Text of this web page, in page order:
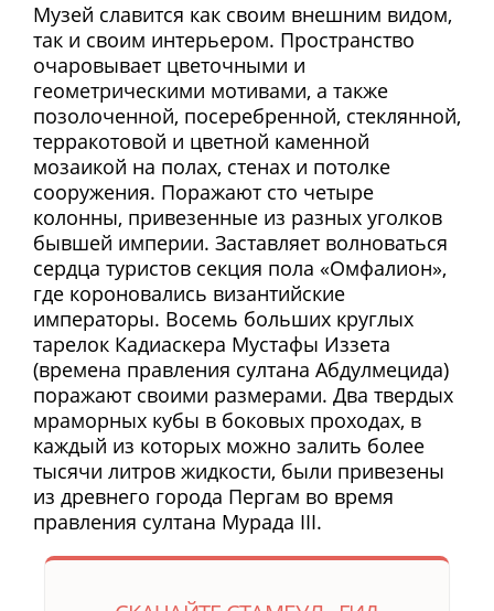
Музей славится как своим внешним видом,
так и своим интерьером. Пространство
очаровывает цветочными и
геометрическими мотивами, а также
позолоченной, посеребренной, стеклянной,
терракотовой и цветной каменной
мозаикой на полах, стенах и потолке
сооружения. Поражают сто четыре
колонны, привезенные из разных уголков
бывшей империи. Заставляет волноваться
сердца туристов секция пола «Омфалион»,
где короновались византийские
императоры. Восемь больших круглых
тарелок Кадиаскера Мустафы Иззета
(времена правления султана Абдулмецида)
поражают своими размерами. Два твердых
мраморных кубы в боковых проходах, в
каждый из которых можно залить более
тысячи литров жидкости, были привезены
из древнего города Пергам во время
правления султана Мурада III.